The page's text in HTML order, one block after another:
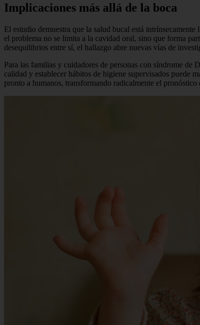
Implicaciones más allá de la boca
El estudio demuestra que la salud bucal está
el problema no se limita a la cavidad oral, sino que forma
desequilibrios entre sí, el hallazgo abre nuevas vías de
Para las familias y cuidadores de personas con síndrome
calidad y establecer hábitos de higiene supervisados puede
pronto a humanos, transformando radicalmente el